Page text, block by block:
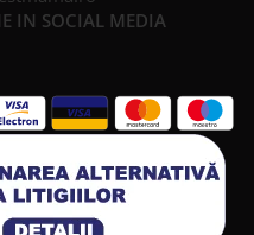
IN SOCIAL MEDIA